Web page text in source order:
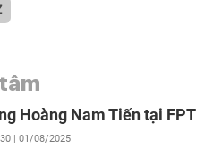
Hoàng Nam Tiến tại FPT
| 01/08/2025